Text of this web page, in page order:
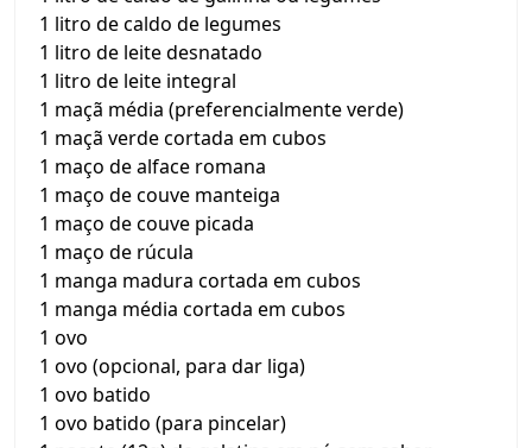
1 litro de caldo de legumes
1 litro de leite desnatado
1 litro de leite integral
1 maçã média (preferencialmente verde)
1 maçã verde cortada em cubos
1 maço de alface romana
1 maço de couve manteiga
1 maço de couve picada
1 maço de rúcula
1 manga madura cortada em cubos
1 manga média cortada em cubos
1 ovo
1 ovo (opcional, para dar liga)
1 ovo batido
1 ovo batido (para pincelar)